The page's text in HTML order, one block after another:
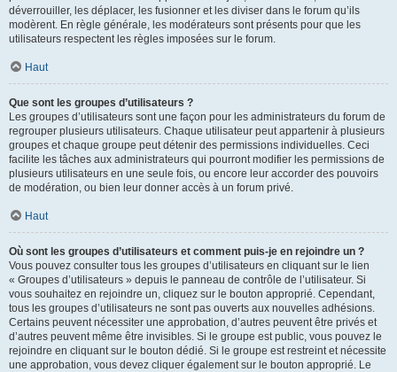
déverrouiller, les déplacer, les fusionner et les diviser dans le forum qu’ils
modèrent. En règle générale, les modérateurs sont présents pour que les
utilisateurs respectent les règles imposées sur le forum.
Haut
Que sont les groupes d’utilisateurs ?
Les groupes d’utilisateurs sont une façon pour les administrateurs du forum de
regrouper plusieurs utilisateurs. Chaque utilisateur peut appartenir à plusieurs
groupes et chaque groupe peut détenir des permissions individuelles. Ceci
facilite les tâches aux administrateurs qui pourront modifier les permissions de
plusieurs utilisateurs en une seule fois, ou encore leur accorder des pouvoirs
de modération, ou bien leur donner accès à un forum privé.
Haut
Où sont les groupes d’utilisateurs et comment puis-je en rejoindre un ?
Vous pouvez consulter tous les groupes d’utilisateurs en cliquant sur le lien
« Groupes d’utilisateurs » depuis le panneau de contrôle de l’utilisateur. Si
vous souhaitez en rejoindre un, cliquez sur le bouton approprié. Cependant,
tous les groupes d’utilisateurs ne sont pas ouverts aux nouvelles adhésions.
Certains peuvent nécessiter une approbation, d’autres peuvent être privés et
d’autres peuvent même être invisibles. Si le groupe est public, vous pouvez le
rejoindre en cliquant sur le bouton dédié. Si le groupe est restreint et nécessite
une approbation, vous devez cliquer également sur le bouton approprié. Le